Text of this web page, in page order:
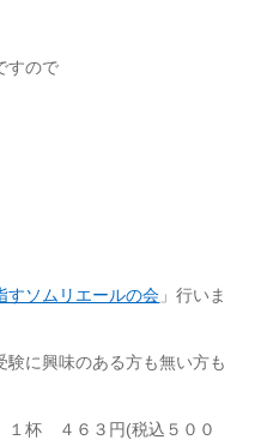
すので
すソムリエールの会 」行いま
験に興味のある方も無い方も
１杯 ４６３円(税込５００